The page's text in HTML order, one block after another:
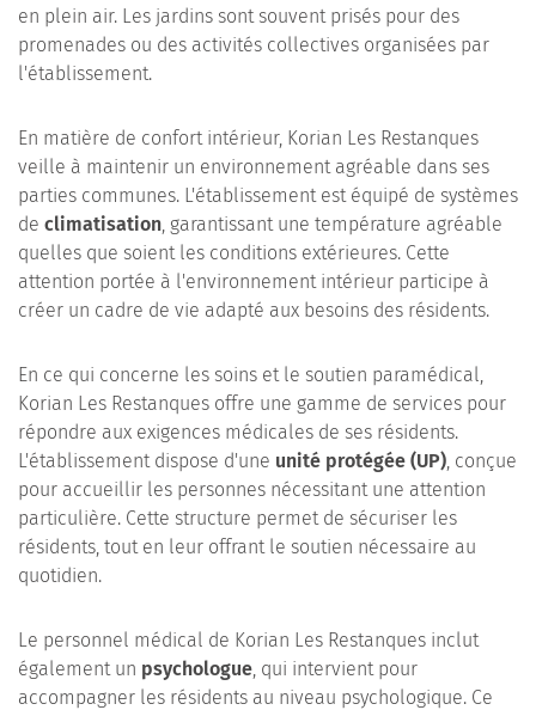
en plein air. Les jardins sont souvent prisés pour des
promenades ou des activités collectives organisées par
l'établissement.
En matière de confort intérieur, Korian Les Restanques
veille à maintenir un environnement agréable dans ses
parties communes. L'établissement est équipé de systèmes
de climatisation, garantissant une température agréable
quelles que soient les conditions extérieures. Cette
attention portée à l'environnement intérieur participe à
créer un cadre de vie adapté aux besoins des résidents.
En ce qui concerne les soins et le soutien paramédical,
Korian Les Restanques offre une gamme de services pour
répondre aux exigences médicales de ses résidents.
L'établissement dispose d'une unité protégée (UP), conçue
pour accueillir les personnes nécessitant une attention
particulière. Cette structure permet de sécuriser les
résidents, tout en leur offrant le soutien nécessaire au
quotidien.
Le personnel médical de Korian Les Restanques inclut
également un psychologue, qui intervient pour
accompagner les résidents au niveau psychologique. Ce